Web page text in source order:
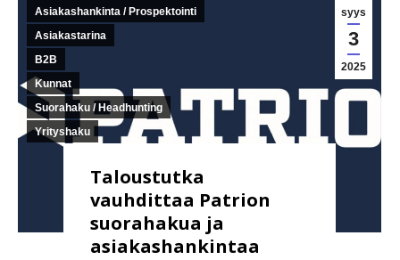
syys
3
2025
Asiakashankinta / Prospektointi
Asiakastarina
B2B
Kunnat
Suorahaku / Headhunting
Yrityshaku
Taloustutka
vauhdittaa Patrion
suorahakua ja
asiakashankintaa